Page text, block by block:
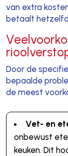
van extra
betaalt
Door de
bepaalde
de meest
Vet- en
onbewust
keuken. Dit